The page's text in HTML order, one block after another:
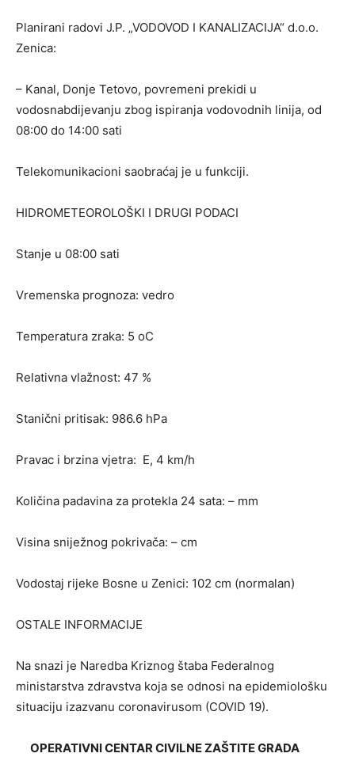
Planirani radovi J.P. „VODOVOD I KANALIZACIJA“ d.o.o.
Zenica:
– Kanal, Donje Tetovo, povremeni prekidi u
vodosnabdijevanju zbog ispiranja vodovodnih linija, od
08:00 do 14:00 sati
Telekomunikacioni saobraćaj je u funkciji.
HIDROMETEOROLOŠKI I DRUGI PODACI
Stanje u 08:00 sati
Vremenska prognoza: vedro
Temperatura zraka: 5 oC
Relativna vlažnost: 47 %
Stanični pritisak: 986.6 hPa
Pravac i brzina vjetra: E, 4 km/h
Količina padavina za protekla 24 sata: – mm
Visina sniježnog pokrivača: – cm
Vodostaj rijeke Bosne u Zenici: 102 cm (normalan)
OSTALE INFORMACIJE
Na snazi je Naredba Kriznog štaba Federalnog
ministarstva zdravstva koja se odnosi na epidemiološku
situaciju izazvanu coronavirusom (COVID 19).
OPERATIVNI CENTAR CIVILNE ZAŠTITE GRADA